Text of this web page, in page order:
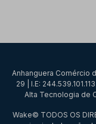
Anhanguera Comércio
29 | I.E:
Alta Tecnologia de
Wake© TODOS OS